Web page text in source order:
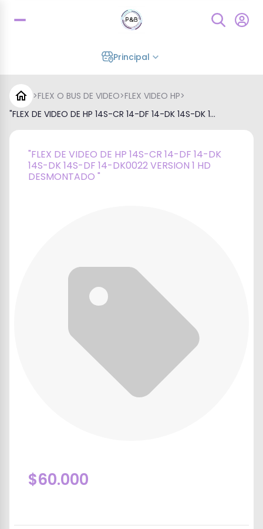
Principal
>FLEX O BUS DE VIDEO>FLEX VIDEO HP>
"FLEX DE VIDEO DE HP 14S-CR 14-DF 14-DK 14S-DK 1...
"FLEX DE VIDEO DE HP 14S-CR 14-DF 14-DK
14S-DK 14S-DF 14-DK0022 VERSION 1 HD
DESMONTADO "
$60.000